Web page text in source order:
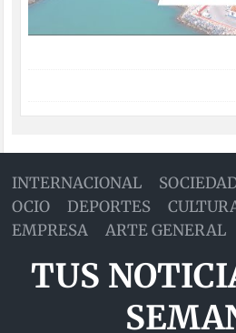
INTERNACIONAL
OCIO
DEPORTES
EMPRESA
ARTE GENERAL
TUS